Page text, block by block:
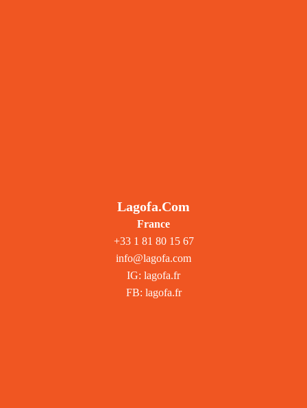
Lagofa.com
France
+33 1 81 80 15 67
info@lagofa.com
IG: lagofa.fr
FB: lagofa.fr